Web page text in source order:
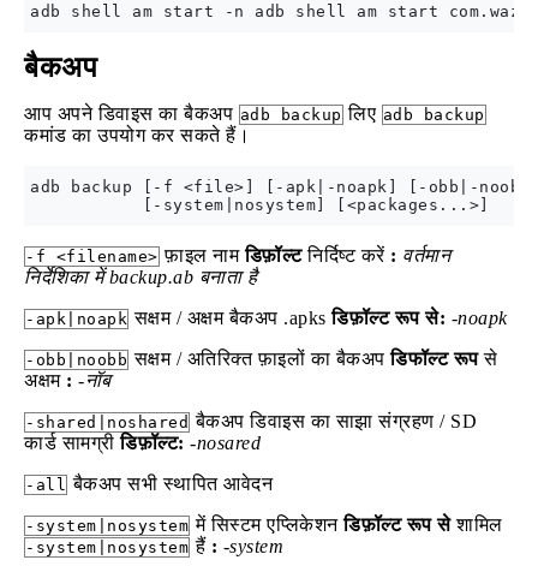
बैकअप
आप अपने डिवाइस का बैकअप adb backup लिए adb backup
कमांड का उपयोग कर सकते हैं।
adb backup [-f <file>] [-apk|-noapk] [-obb|-
-f <filename> फ़ाइल नामडिफ़ॉल्टनिर्दिष्ट करें : वर्तमान
निर्देशिका में backup.ab बनाता है
-apk|noapk सक्षम / अक्षम बैकअप .apksडिफ़ॉल्ट रूप से: -noapk
-obb|noobb सक्षम / अतिरिक्त फ़ाइलों का बैकअपडिफॉल्ट रूपसे
अक्षम : -नॉब
-shared|noshared बैकअप डिवाइस का साझा संग्रहण / SD
कार्ड सामग्रीडिफ़ॉल्ट: -nosared
-all बैकअप सभी स्थापित आवेदन
-system|nosystem में सिस्टम एप्लिकेशनडिफ़ॉल्ट रूप सेशामिल
-system|nosystem हैं : -system